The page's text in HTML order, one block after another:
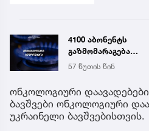
სიახლეები,
მოსწავლეებს 15
სექტემბერს
დახვდებათ
9 აგვ 20:03
ონკოლოგიური
ბავშვები ონკოლოგიური
უკრაინელი ბავშვებისთვის.